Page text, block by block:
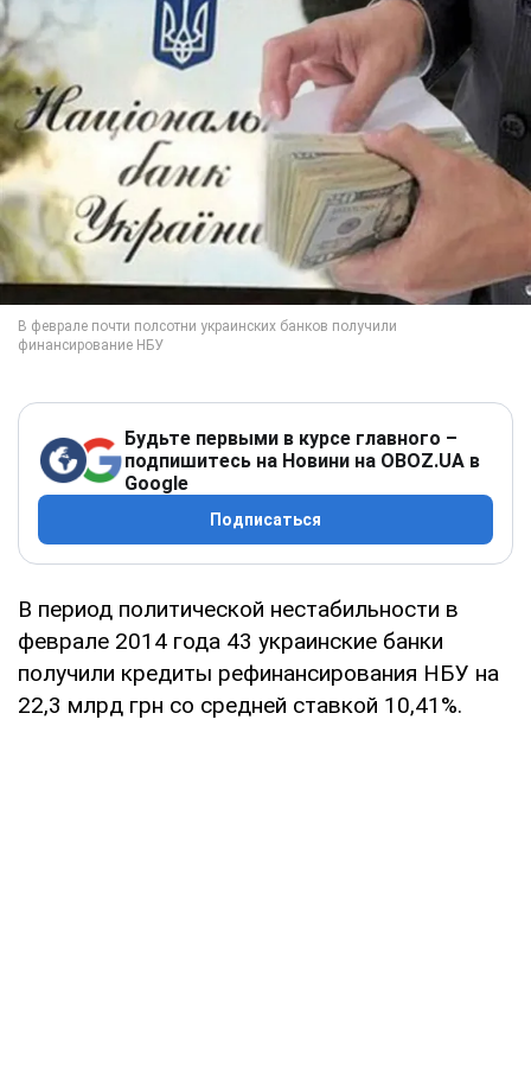
Будьте первыми в курсе главного –
подпишитесь на Новини на OBOZ.UA в
Google
Подписаться
В период политической нестабильности в
феврале 2014 года 43 украинские банки
получили кредиты рефинансирования НБУ на
22,3 млрд грн со средней ставкой 10,41%.